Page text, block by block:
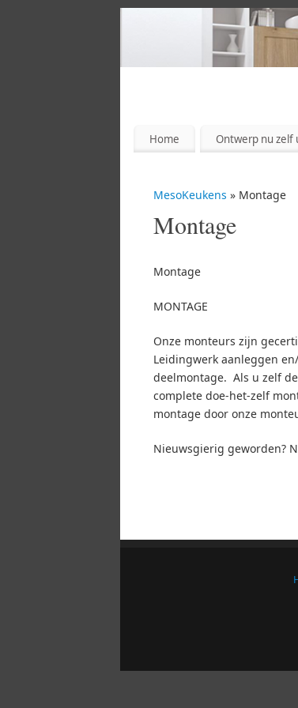
Home Ontwerp nu zelf
MesoKeukens » Montage
Montage
Montage
MONTAGE
Onze monteurs zijn
Leidingwerk aanleggen
deelmontage. Als u zelf
complete doe-het-zelf
montage door onze
Nieuwsgierig geworden?